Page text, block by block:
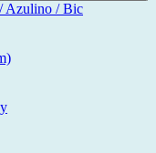
Azulino / Bic